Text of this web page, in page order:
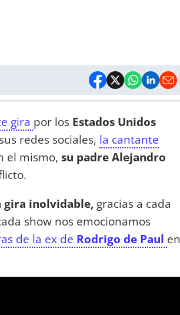
gira por los Estados Unidos
redes sociales, la cantante
el mismo, su padre Alejandro
gira inolvidable, gracias a cada
show nos emocionamos
de la ex de Rodrigo de Paul en